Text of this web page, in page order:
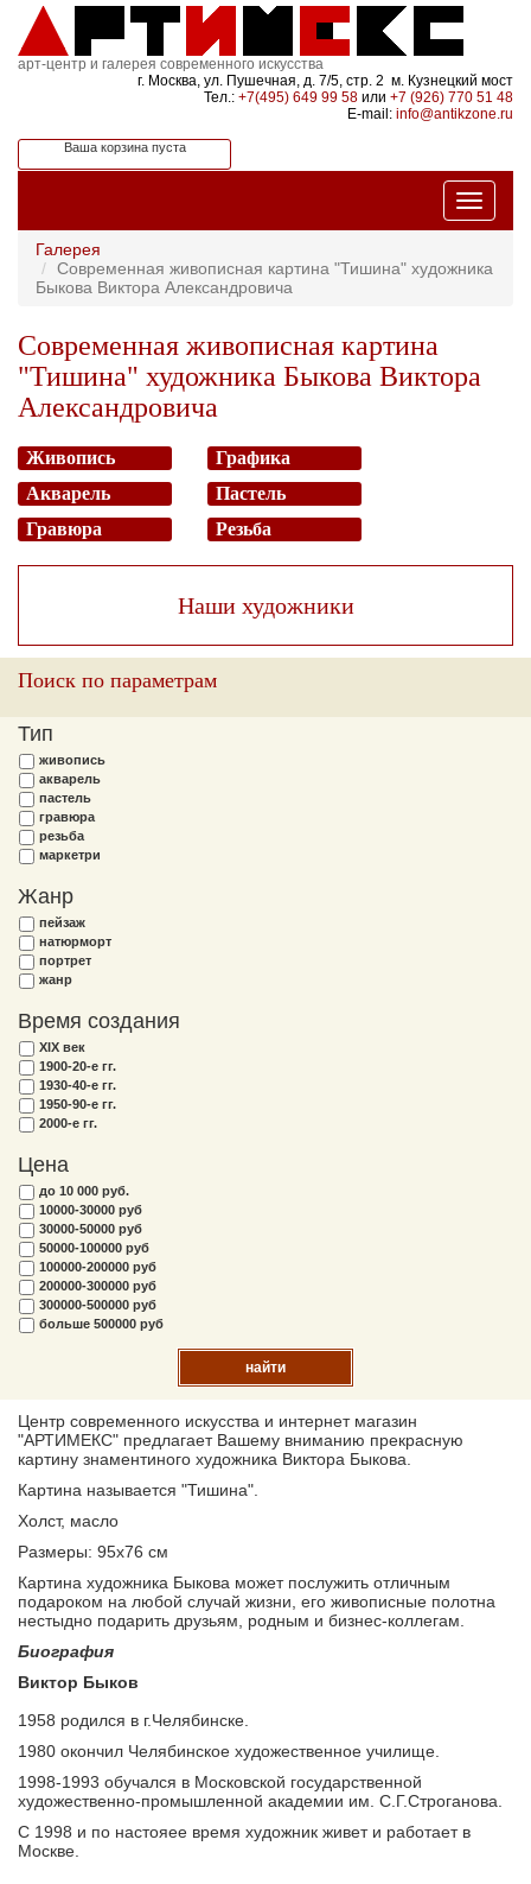
арт-центр и галерея современного искусства
г. Москва, ул. Пушечная, д. 7/5, стр. 2 м. Кузнецкий мост
Тел.: +7(495) 649 99 58 или +7 (926) 770 51 48
E-mail: info@antikzone.ru
Ваша корзина пуста
Галерея
Современная живописная картина "Тишина" художника
Быкова Виктора Александровича
Современная живописная картина
"Тишина" художника Быкова Виктора
Александровича
Живопись
Графика
Акварель
Пастель
Гравюра
Резьба
Наши художники
Поиск по параметрам
Тип
живопись
акварель
пастель
гравюра
резьба
маркетри
Жанр
пейзаж
натюрморт
портрет
жанр
Время создания
XIX век
1900-20-е гг.
1930-40-е гг.
1950-90-е гг.
2000-е гг.
Цена
до 10 000 руб.
10000-30000 руб
30000-50000 руб
50000-100000 руб
100000-200000 руб
200000-300000 руб
300000-500000 руб
больше 500000 руб
найти
Центр современного искусства и интернет магазин
"АРТИМЕКС" предлагает Вашему вниманию прекрасную
картину знаментиного художника Виктора Быкова.
Картина называется "Тишина".
Холст, масло
Размеры: 95х76 см
Картина художника Быкова может послужить отличным
подароком на любой случай жизни, его живописные полотна
нестыдно подарить друзьям, родным и бизнес-коллегам.
Биография
Виктор Быков
1958 родился в г.Челябинске.
1980 окончил Челябинское художественное училище.
1998-1993 обучался в Московской государственной
художественно-промышленной академии им. С.Г.Строганова.
С 1998 и по настояее время художник живет и работает в
Москве.